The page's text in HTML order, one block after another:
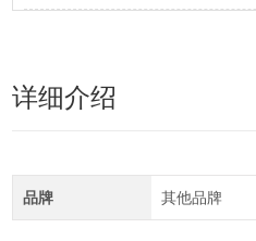
详细介绍
品牌 其他品牌